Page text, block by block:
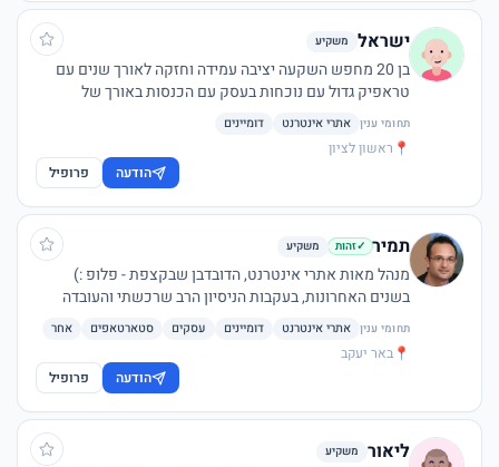
ישראל משקיע
בן 20 מחפש השקעה יציבה עמידה וחזקה לאורך שנים עם
טראפיק גדול עם נוכחות בעסק עם הכנסות באורך של
30,100 ,k בחודש פעיל לאורך תקופה ארוכה ושיהיה הכנסה
עיקרית
תחומי ענין אתרי אינטרנט דומיינים
📍 ראשון לציון
הודעה
פרופיל
תמיר ✓זהות משקיע
מנהל מאות אתרי אינטרנט, הדובדבן שבקצפת - פלופ :)
בשנים האחרונות, בעקבות הניסיון הרב שרכשתי והעובדה
שהצלחתי לעזור למאות עצמאיים בתחומים שונים מכל
הארץ להגדיל את נפח פעילותם אני משמש לעצמאים רבים
יועץ עסקי ויועץ אינטרנטי, אני מעביר הדרכות אישיות
תחומי ענין אתרי אינטרנט דומיינים עסקים סטארטאפים אחר
📍 באר יעקב
הודעה
פרופיל
ליאור משקיע